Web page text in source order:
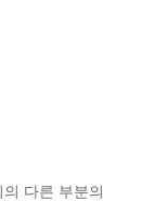
다른 부분의